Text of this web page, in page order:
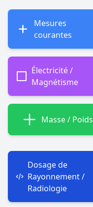
Mesures
courantes
Électricité /
Magnétisme
Masse / Poids
Dosage de
Rayonnement /
Radiologie